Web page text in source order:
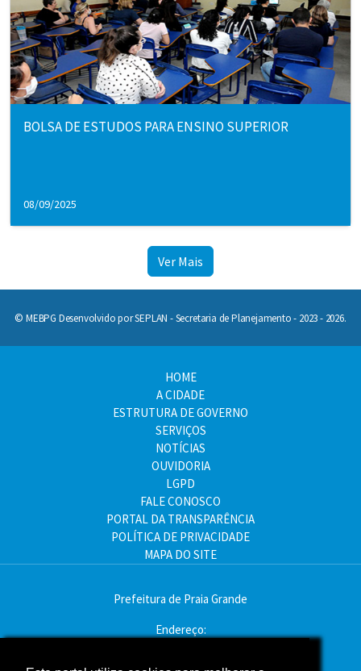
BOLSA DE ESTUDOS PARA ENSINO SUPERIOR
08/09/2025
Ver Mais
© MEBPG Desenvolvido por SEPLAN - Secretaria de Planejamento - 2023 - 2026.
HOME
A CIDADE
ESTRUTURA DE GOVERNO
SERVIÇOS
NOTÍCIAS
OUVIDORIA
LGPD
FALE CONOSCO
PORTAL DA TRANSPARÊNCIA
POLÍTICA DE PRIVACIDADE
MAPA DO SITE
Prefeitura de Praia Grande
Endereço:
CEP: 11704-900